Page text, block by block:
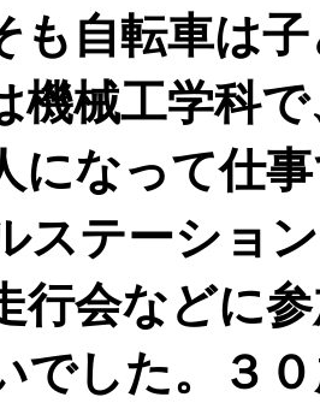
自転車は
械工学科で
になって仕
ステーショ
行会などに
でした。３